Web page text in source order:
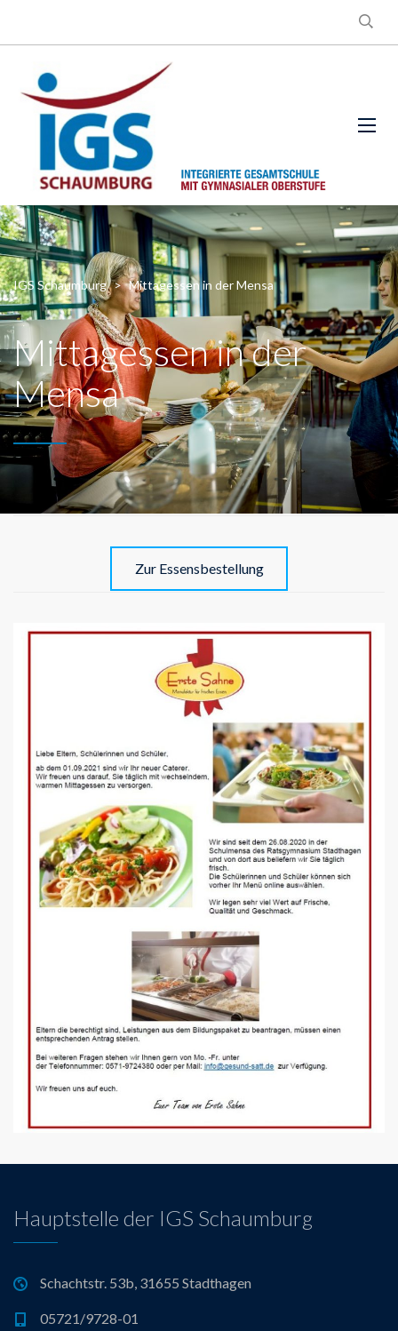
IGS Schaumburg > Mittagessen in der Mensa
Mittagessen in der
Mensa
Zur Essensbestellung
Hauptstelle der IGS Schaumburg
Schachtstr. 53b, 31655 Stadthagen
05721/9728-01